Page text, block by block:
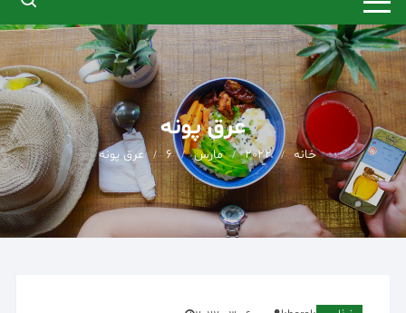
عرق پونه
خانه 2022 مارس 6 عرق پونه